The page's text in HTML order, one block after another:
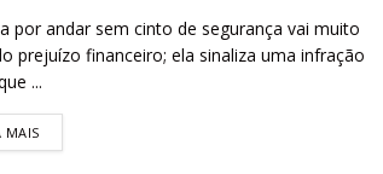
por andar sem cinto de segurança vai muito
prejuízo financeiro; ela sinaliza uma infração
...
MAIS